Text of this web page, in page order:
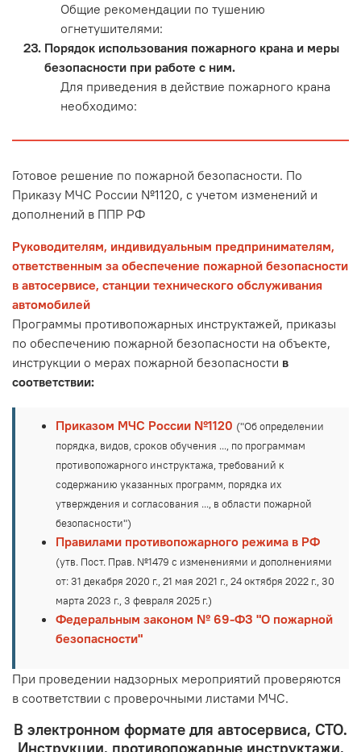
Общие рекомендации по тушению
огнетушителями:
Порядок использования пожарного крана и меры
безопасности при работе с ним.
Для приведения в действие пожарного крана
необходимо:
Готовое решение по пожарной безопасности. По
Приказу МЧС России №1120, с учетом изменений и
дополнений в ППР РФ
Руководителям, индивидуальным предпринимателям,
ответственным за обеспечение пожарной безопасности
в автосервисе, станции технического обслуживания
автомобилей
Программы противопожарных инструктажей, приказы
по обеспечению пожарной безопасности на объекте,
инструкции о мерах пожарной безопасности в
соответствии:
Приказом МЧС России №1120 ("Об определении
порядка, видов, сроков обучения ..., по программам
противопожарного инструктажа, требований к
содержанию указанных программ, порядка их
утверждения и согласования ..., в области пожарной
безопасности")
Правилами противопожарного режима в РФ
(утв. Пост. Прав. №1479 с изменениями и дополнениями
от: 31 декабря 2020 г., 21 мая 2021 г., 24 октября 2022 г., 30
марта 2023 г., 3 февраля 2025 г.)
Федеральным законом № 69-ФЗ "О пожарной
безопасности"
При проведении надзорных мероприятий проверяются
в соответствии с проверочными листами МЧС.
В электронном формате для автосервиса, СТО.